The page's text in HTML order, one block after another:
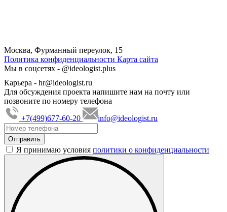
Москва, Фурманный переулок, 15
Политика конфиденциальности Карта сайта
Мы в соцсетях - @ideologist.plus
Карьера - hr@ideologist.ru
Для обсуждения проекта напишите нам на почту или
позвоните по номеру телефона
+7(499)677-60-20
info@ideologist.ru
Я принимаю условия политики о конфиденциальности